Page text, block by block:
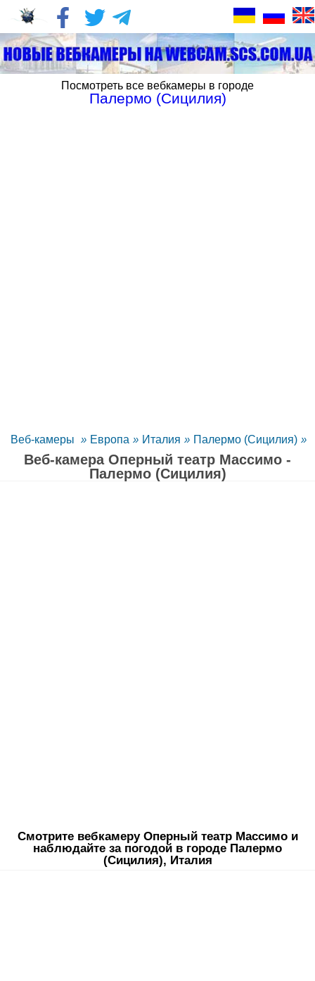
Посмотреть все вебкамеры в городе
Палермо (Сицилия)
Веб-камеры » Европа » Италия » Палермо (Сицилия) »
Веб-камера Оперный театр Массимо -
Палермо (Сицилия)
Смотрите вебкамеру Оперный театр Массимо и
наблюдайте за погодой в городе Палермо
(Сицилия), Италия